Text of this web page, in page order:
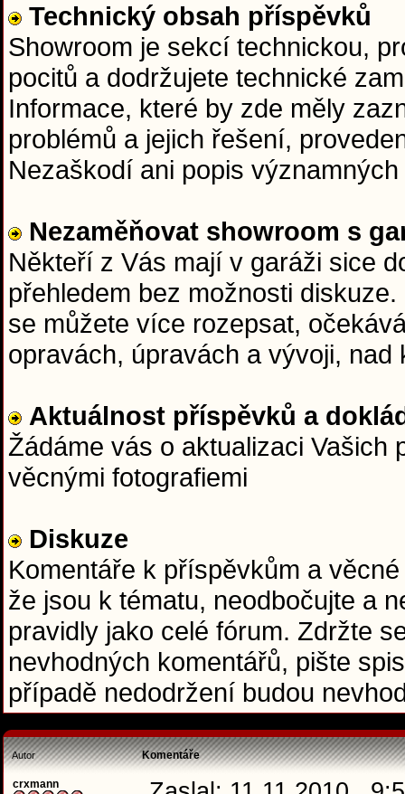
Technický obsah příspěvků
Showroom je sekcí technickou,
pocitů a dodržujete technické
Informace, které by zde měly
problémů a jejich řešení,
Nezaškodí ani popis
Nezaměňovat showroom s
Někteří z Vás mají v garáži sice
přehledem bez možnosti
se můžete více rozepsat,
opravách, úpravách a vývoji,
Aktuálnost příspěvků a
Žádáme vás o aktualizaci
věcnými fotografiemi
Diskuze
Komentáře k příspěvkům a
že jsou k tématu, neodbočujte a
pravidly jako celé fórum. Zdržte
nevhodných komentářů, pište
případě nedodržení budou
Autor Komentáře
crxmann